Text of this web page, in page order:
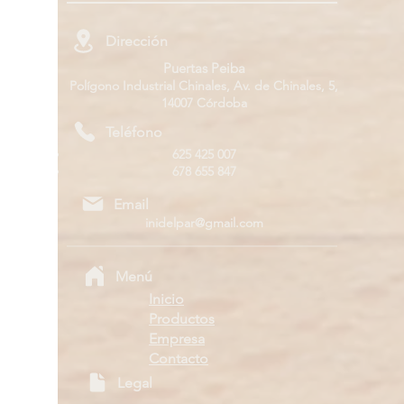
Dirección
Teléfono
Email
Puertas Peiba
Polígono Industrial Chinales, Av. de Chinales, 5,
14007 Córdoba
625 425 007
678 655 847
inidelpar@gmail.com
Inicio
Productos
Empresa
Contacto
Legal
Menú